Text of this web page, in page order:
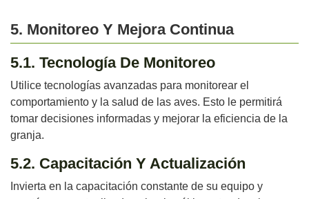
5. Monitoreo Y Mejora Continua
5.1. Tecnología De Monitoreo
Utilice tecnologías avanzadas para monitorear el
comportamiento y la salud de las aves. Esto le permitirá
tomar decisiones informadas y mejorar la eficiencia de la
granja.
5.2. Capacitación Y Actualización
Invierta en la capacitación constante de su equipo y